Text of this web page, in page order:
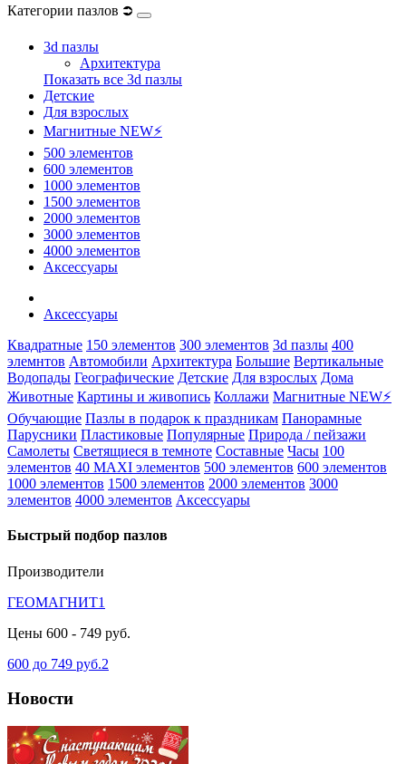
Категории пазлов ⮊
3d пазлы
Архитектура
Показать все 3d пазлы
Детские
Для взрослых
Магнитные NEW⚡
500 элементов
600 элементов
1000 элементов
1500 элементов
2000 элементов
3000 элементов
4000 элементов
Аксессуары
Аксессуары
Квадратные 150 элементов 300 элементов 3d пазлы 400
элемнтов Автомобили Архитектура Большие Вертикальные
Водопады Географические Детские Для взрослых Дома
Животные Картины и живопись Коллажи Магнитные NEW⚡
Обучающие Пазлы в подарок к праздникам Панорамные
Парусники Пластиковые Популярные Природа / пейзажи
Самолеты Светящиеся в темноте Составные Часы 100
элементов 40 MAXI элементов 500 элементов 600 элементов
1000 элементов 1500 элементов 2000 элементов 3000
элементов 4000 элементов Аксессуары
Быстрый подбор пазлов
Производители
ГЕОМАГНИТ1
Цены 600 - 749 руб.
600 до 749 руб.2
Новости